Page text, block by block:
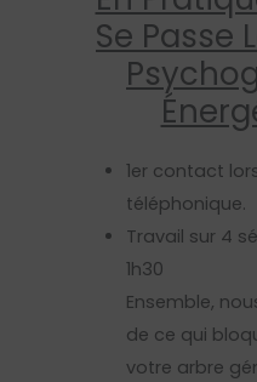
Se Passe
1er contact
téléphonique.
Travail sur 4
1h30
Ensemble,
de ce qui
votre arbre